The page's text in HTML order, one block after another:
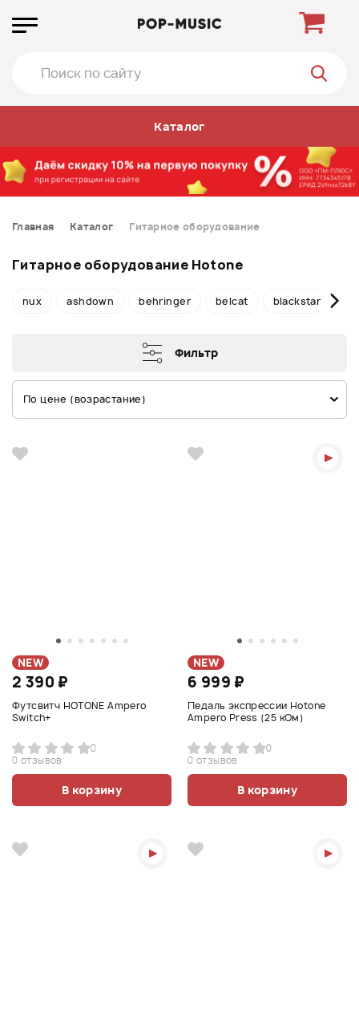
Каталог
Главная Каталог Гитарное оборудование
Гитарное оборудование Hotone
nux ashdown behringer belcat blackstar
Фильтр
По цене (возрастание)
NEW
2 390 ₽
Футсвитч HOTONE Ampero
Switch+
0
0 отзывов
В корзину
NEW
6 999 ₽
Педаль экспрессии Hotone
Ampero Press (25 кОм)
0
0 отзывов
В корзину